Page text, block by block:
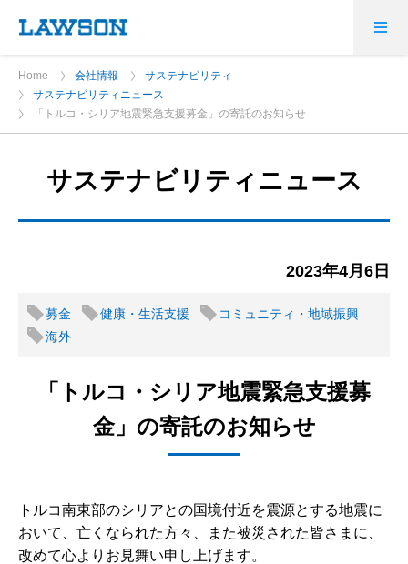
Home 会社情報
サステナビリティ
サステナビリティニュース
「トルコ・シリア地震緊急支援募金」の寄託のお知らせ
サステナビリティニュース
2023年4月6日
募金 健康・生活支援
コミュニティ・地域振興
海外
「トルコ・シリア地震緊急支援募
金」の寄託のお知らせ
トルコ南東部のシリアとの国境付近を震源とする地震に
おいて、亡くなられた方々、また被災された皆さまに、
改めて心よりお見舞い申し上げます。